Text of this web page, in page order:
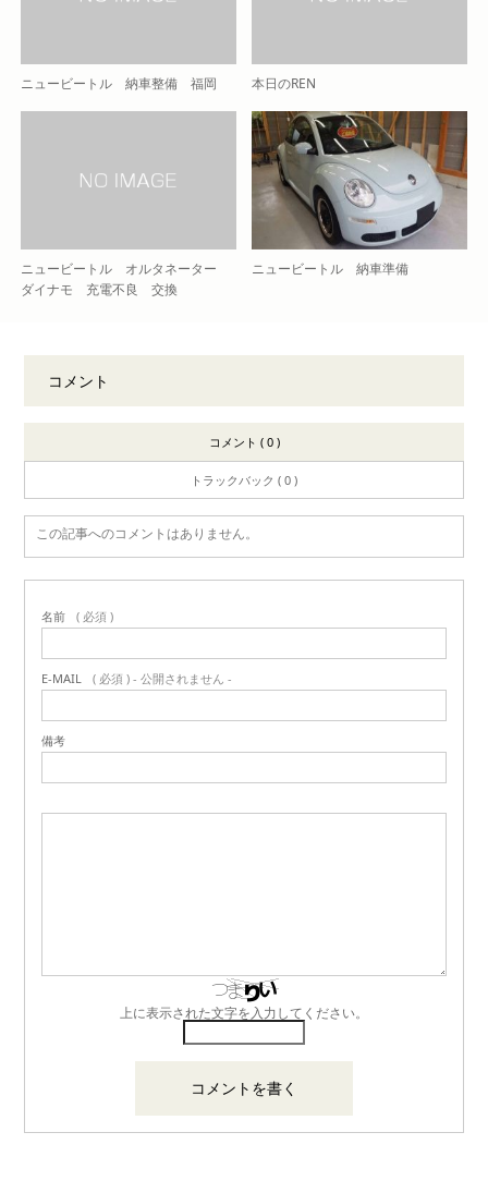
ニュービートル 納車整備 福岡 本日のREN
ニュービートル オルタネーター
ダイナモ 充電不良 交換
ニュービートル 納車準備
コメント
コメント ( 0 )
トラックバック ( 0 )
この記事へのコメントはありません。
名前 ( 必須 )
E-MAIL ( 必須 ) - 公開されません -
備考
上に表示された文字を入力してください。